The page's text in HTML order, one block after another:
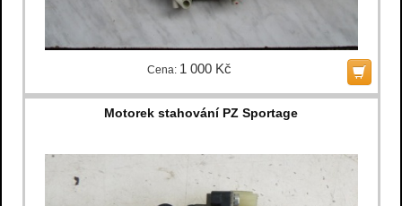
Cena: 1 000 Kč
Motorek stahování PZ Sportage